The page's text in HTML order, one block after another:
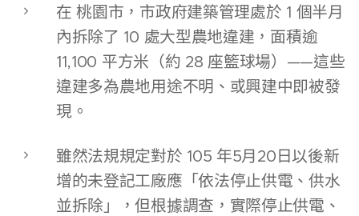
在 桃園市，市政府建築管理處於 1 個半月
內拆除了 10 處大型農地違建，面積逾
11,100 平方米（約 28 座籃球場）——這些
違建多為農地用途不明、或興建中即被發
現。
雖然法規規定對於 105 年5月20日以後新
增的未登記工廠應「依法停止供電、供水
並拆除」，但根據調查，實際停止供電、